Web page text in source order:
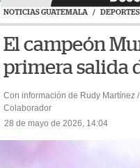
NOTICIAS GUATEMALA / DEPORTES
El campeón
primera salida
Con información de Rudy Martínez /
Colaborador
28 de mayo de 2026, 14:04